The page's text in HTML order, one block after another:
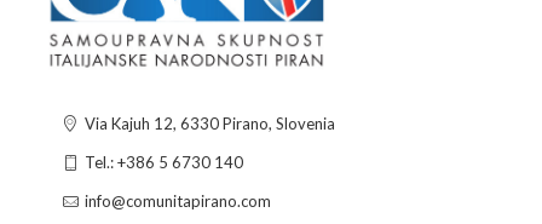
Via Kajuh 12, 6330 Pirano, Slovenia
Tel.: +386 5 6730 140
info@comunitapirano.com